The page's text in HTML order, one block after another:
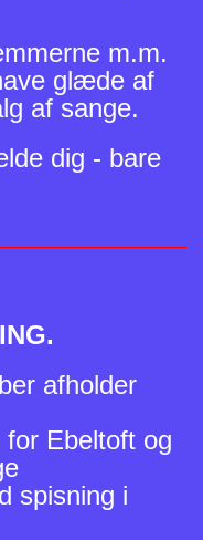
m.m.
glæde af
af sange.
dig - bare
afholder
Ebeltoft og
spisning i